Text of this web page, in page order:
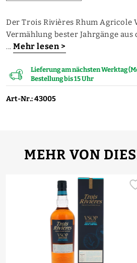
Der Trois Rivières Rhum Agricole
Vermählung bester Jahrgänge
... Mehr lesen >
Lieferung am nächsten Werktag
Bestellung bis 15 Uhr
Art-Nr.: 43005
MEHR VON